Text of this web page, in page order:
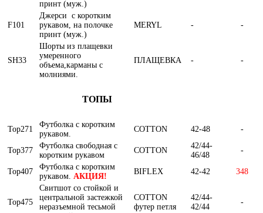
принт (муж.)
F101
Джерси с коротким
рукавом, на полочке
принт (муж.)
MERYL - -
SH33
Шорты из плащевки
умеренного
объема,карманы с
молниями.
ПЛАЩЕВКА - -
ТОПЫ
Top271
Футболка с коротким
рукавом.
COTTON 42-48 -
Top377
Футболка свободная с
коротким рукавом
COTTON
42/44-
46/48
-
Top407
Футболка с коротким
рукавом. АКЦИЯ!
BIFLEX 42-42 348
Top475
Свитшот со стойкой и
центральной застежкой
неразъемной тесьмой
COTTON
футер петля
42/44-
42/44
-